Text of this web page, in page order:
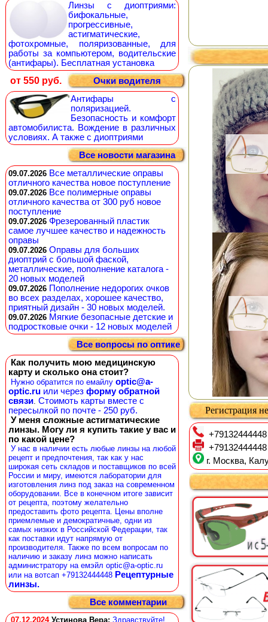
Линзы с диоптриями:
бифокальные,
прогрессивные,
астигматические,
фотохромные, поляризованные, для
работы за компьютером, водительские
(антифары). Бесплатная установка
от 550 руб.
Очки водителя
Антифары с
поляризацией.
Безопасность и комфорт
автомобилиста. Вождение в различных
условиях. А также с диоптриями
Все новости магазина
09.07.2026 Все металлические оправы
отличного качества новое поступление
09.07.2026 Все полимерные оправы
отличного качества от 300 руб новое
поступление
09.07.2026 Фрезерованный пластик
самое лучшее качество и надежность
оправы
09.07.2026 Оправы для больших
диоптрий с большой фаской,
металлические, пополнение каталога -
20 новых моделей
09.07.2026 Пополнение недорогих очков
во всех разделах, хорошее качество,
приятный дизайн - 30 новых моделей.
09.07.2026 Мягкие безопасные детские и
подростковые очки - 12 новых моделей
Все вопросы по оптике
Как получить мою медицинскую
карту и сколько она стоит?
Нужно обратится по емайлу optic@a-
optic.ru или через форму обратной
связи. Стоимоть карты вместе с
пересылкой по почте - 250 руб.
У меня сложные астигматические
линзы. Могу ли я купить такие у вас и
по какой цене?
У нас в наличии есть любые линзы на любой
рецепт и предпочтения, так как у нас
широкая сеть складов и поставщиков по всей
России и миру, имеются лаборатории для
изготовления линз под заказ на современном
оборудовании. Все в конечном итоге зависит
от рецепта, поэтому желательно
предоставить фото рецепта. Цены вполне
приемлемые и демократичные, одни из
самых низких в Российской Федерации, так
как поставки идут напрямую от
производителя. Также по всем вопросам по
наличию и заказу линз можно написать
администратору на емэйл optic@a-optic.ru
или на вотсап +79132444448 Рецептурные
линзы.
Все комментарии
07.12.2024 Устинова Вера: Здравствуйте!
Регистрация
+79132444448
+79132444448
г. Москва,